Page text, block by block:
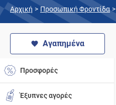
Αρχική > Προσωπική Φροντίδα >
Αγαπημένα
Προσφορές
Έξυπνες αγορές